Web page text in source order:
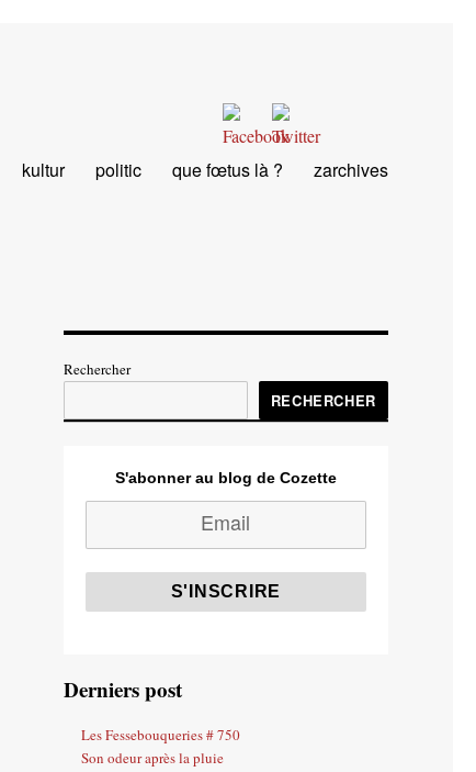
kultur politic que fœtus là ? zarchives
Rechercher
RECHERCHER
S'abonner au blog de Cozette
Derniers post
Les Fessebouqueries # 750
Son odeur après la pluie